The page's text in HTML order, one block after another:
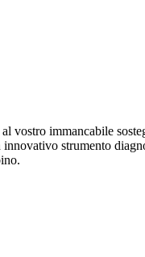
immancabile
strumento